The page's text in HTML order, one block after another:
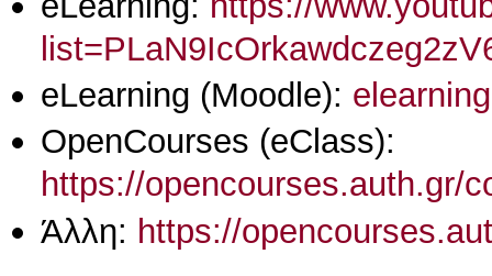
eLearning (Moodle):
OpenCourses (eClass):
https://opencourses.auth.gr/
Άλλη: https://